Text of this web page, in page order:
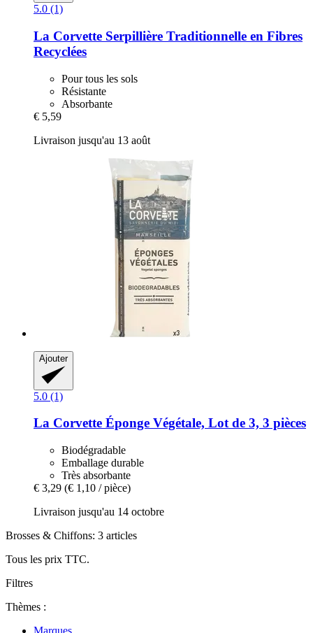
5.0 (1)
La Corvette Serpillière Traditionnelle en Fibres
Recyclées
Pour tous les sols
Résistante
Absorbante
€ 5,59
Livraison jusqu'au 13 août
Ajouter
5.0 (1)
La Corvette Éponge Végétale, Lot de 3, 3 pièces
Biodégradable
Emballage durable
Très absorbante
€ 3,29 (€ 1,10 / pièce)
Livraison jusqu'au 14 octobre
Brosses & Chiffons: 3 articles
Tous les prix TTC.
Filtres
Thèmes :